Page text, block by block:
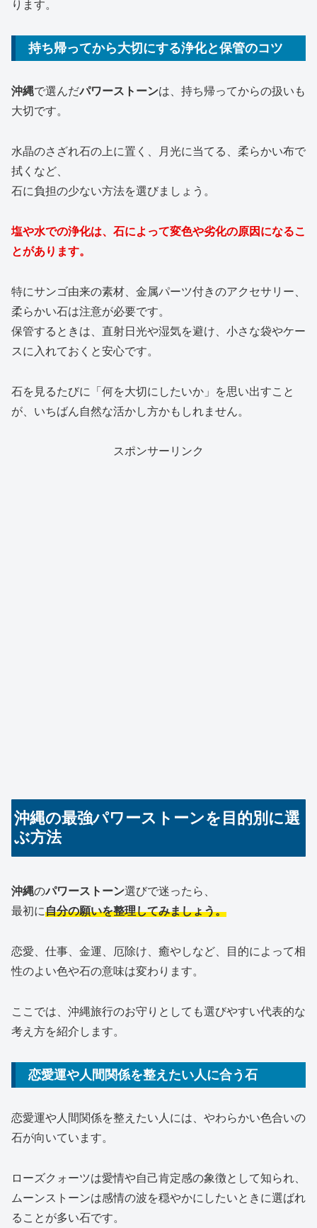
ります。
持ち帰ってから大切にする浄化と保管のコツ
沖縄で選んだパワーストーンは、持ち帰ってからの扱いも
大切です。
水晶のさざれ石の上に置く、月光に当てる、柔らかい布で
拭くなど、
石に負担の少ない方法を選びましょう。
塩や水での浄化は、石によって変色や劣化の原因になるこ
とがあります。
特にサンゴ由来の素材、金属パーツ付きのアクセサリー、
柔らかい石は注意が必要です。
保管するときは、直射日光や湿気を避け、小さな袋やケー
スに入れておくと安心です。
石を見るたびに「何を大切にしたいか」を思い出すこと
が、いちばん自然な活かし方かもしれません。
スポンサーリンク
沖縄の最強パワーストーンを目的別に選
ぶ方法
沖縄のパワーストーン選びで迷ったら、
最初に自分の願いを整理してみましょう。
恋愛、仕事、金運、厄除け、癒やしなど、目的によって相
性のよい色や石の意味は変わります。
ここでは、沖縄旅行のお守りとしても選びやすい代表的な
考え方を紹介します。
恋愛運や人間関係を整えたい人に合う石
恋愛運や人間関係を整えたい人には、やわらかい色合いの
石が向いています。
ローズクォーツは愛情や自己肯定感の象徴として知られ、
ムーンストーンは感情の波を穏やかにしたいときに選ばれ
ることが多い石です。